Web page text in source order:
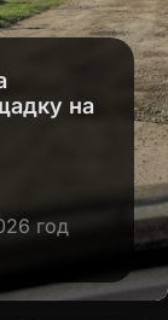
на
год